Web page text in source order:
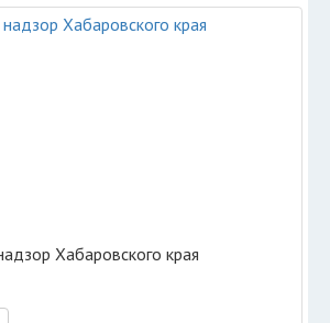
Хабаровского края